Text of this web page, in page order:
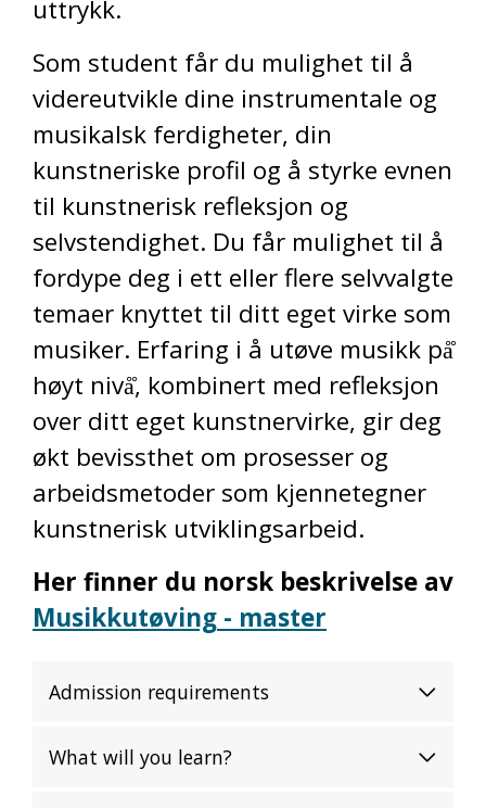
uttrykk.
Som student får du mulighet til å
videreutvikle dine instrumentale og
musikalsk ferdigheter, din
kunstneriske profil og å styrke evnen
til kunstnerisk refleksjon og
selvstendighet. Du får mulighet til å
fordype deg i ett eller flere selvvalgte
temaer knyttet til ditt eget virke som
musiker. Erfaring i å utøve musikk på̊
høyt nivå̊, kombinert med refleksjon
over ditt eget kunstnervirke, gir deg
økt bevissthet om prosesser og
arbeidsmetoder som kjennetegner
kunstnerisk utviklingsarbeid.
Her finner du norsk beskrivelse av
Musikkutøving - master
Admission requirements
What will you learn?